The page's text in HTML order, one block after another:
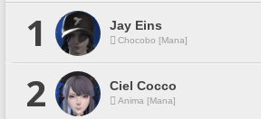
1 Jay Eins
Chocobo [Mana]
2 Ciel Cocco
Anima [Mana]